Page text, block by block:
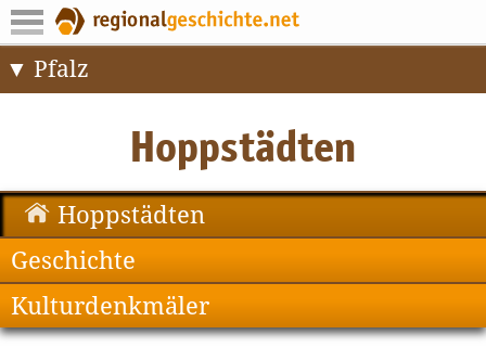
Pfalz
Hoppstädten
Geschichte
Kulturdenkmäler